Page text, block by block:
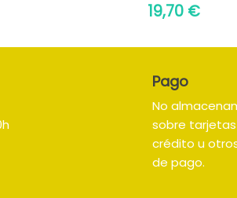
19,70 €
Pago
No
sobre
crédito u
de pago.